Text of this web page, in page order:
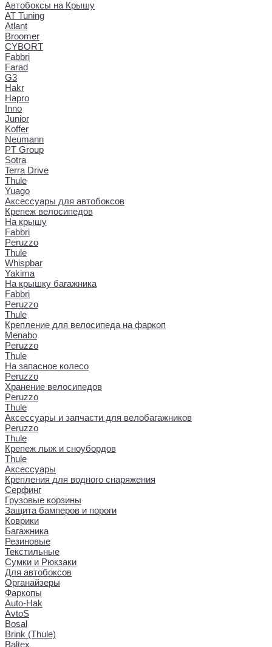
Автобоксы на Крышу
AT Tuning
Atlant
Broomer
CYBORT
Fabbri
Farad
G3
Hakr
Hapro
Inno
Junior
Koffer
Neumann
PT Group
Sotra
Terra Drive
Thule
Yuago
Аксессуары для автобоксов
Крепеж велосипедов
На крышу
Fabbri
Peruzzo
Thule
Whispbar
Yakima
На крышку багажника
Fabbri
Peruzzo
Thule
Крепление для велосипеда на фаркоп
Menabo
Peruzzo
Thule
На запасное колесо
Peruzzo
Хранение велосипедов
Peruzzo
Thule
Аксессуары и запчасти для велобагажников
Peruzzo
Thule
Крепеж лыж и сноубордов
Thule
Аксессуары
Крепления для водного снаряжения
Серфинг
Грузовые корзины
Защита бамперов и пороги
Коврики
Багажника
Резиновые
Текстильные
Сумки и Рюкзаки
Для автобоксов
Органайзеры
Фаркопы
Auto-Hak
AvtoS
Bosal
Brink (Thule)
Baltex